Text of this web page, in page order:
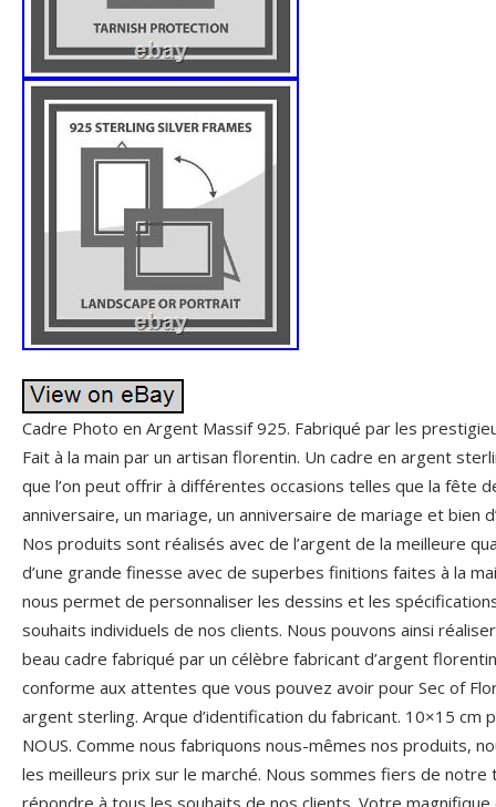
Cadre Photo en Argent Massif 925. Fabriqué par les
Fait à la main par un artisan florentin. Un cadre en argent
que l’on peut offrir à différentes occasions telles que la fête
anniversaire, un mariage, un anniversaire de mariage et bien
Nos produits sont réalisés avec de l’argent de la meilleure
d’une grande finesse avec de superbes finitions faites à la
nous permet de personnaliser les dessins et les
souhaits individuels de nos clients. Nous pouvons ainsi
beau cadre fabriqué par un célèbre fabricant d’argent
conforme aux attentes que vous pouvez avoir pour Sec of
argent sterling. Arque d’identification du fabricant. 10×15 cm
NOUS. Comme nous fabriquons nous-mêmes nos produits,
les meilleurs prix sur le marché. Nous sommes fiers de notre
répondre à tous les souhaits de nos clients. Votre